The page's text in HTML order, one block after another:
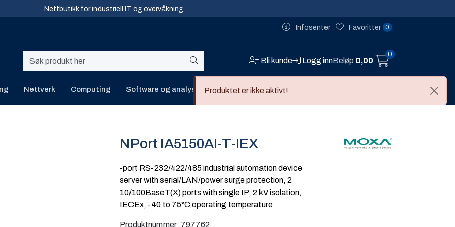
Nettbutikk for industriell IT og overvåkning
Infosenter 0
Favoritter
Bli kunde Logg innBeløp 0,00
0
Nettverk Computing Software og analyse Kurs og eventer
Produktet er ikke aktivt!
NPort IA5150AI-T-IEX
-port RS-232/422/485 industrial automation device
server with serial/LAN/power surge protection, 2
10/100BaseT(X) ports with single IP, 2 kV isolation,
IECEx, -40 to 75°C operating temperature
Produktnummer: 797762